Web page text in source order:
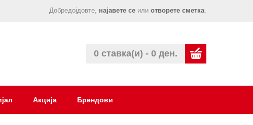
Добредојдовте, најавете се или отворете сметка.
0 ставка(и) - 0 ден.
Акција Брендови